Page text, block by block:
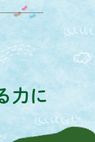
力に